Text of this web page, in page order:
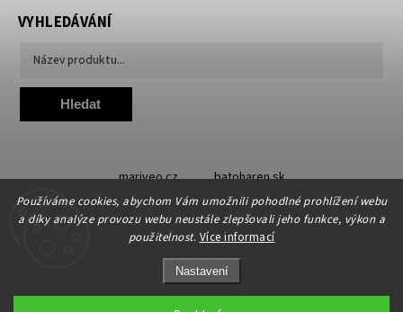
Používáme cookies, abychom Vám umožnili pohodlné prohlížení webu
a díky analýze provozu webu neustále zlepšovali jeho funkce, výkon a
použitelnost. Více informací
Nastavení
VYHLEDÁVÁNÍ
Hledat
mariveo.cz batoharen.sk
Copyright 2019 - 2026